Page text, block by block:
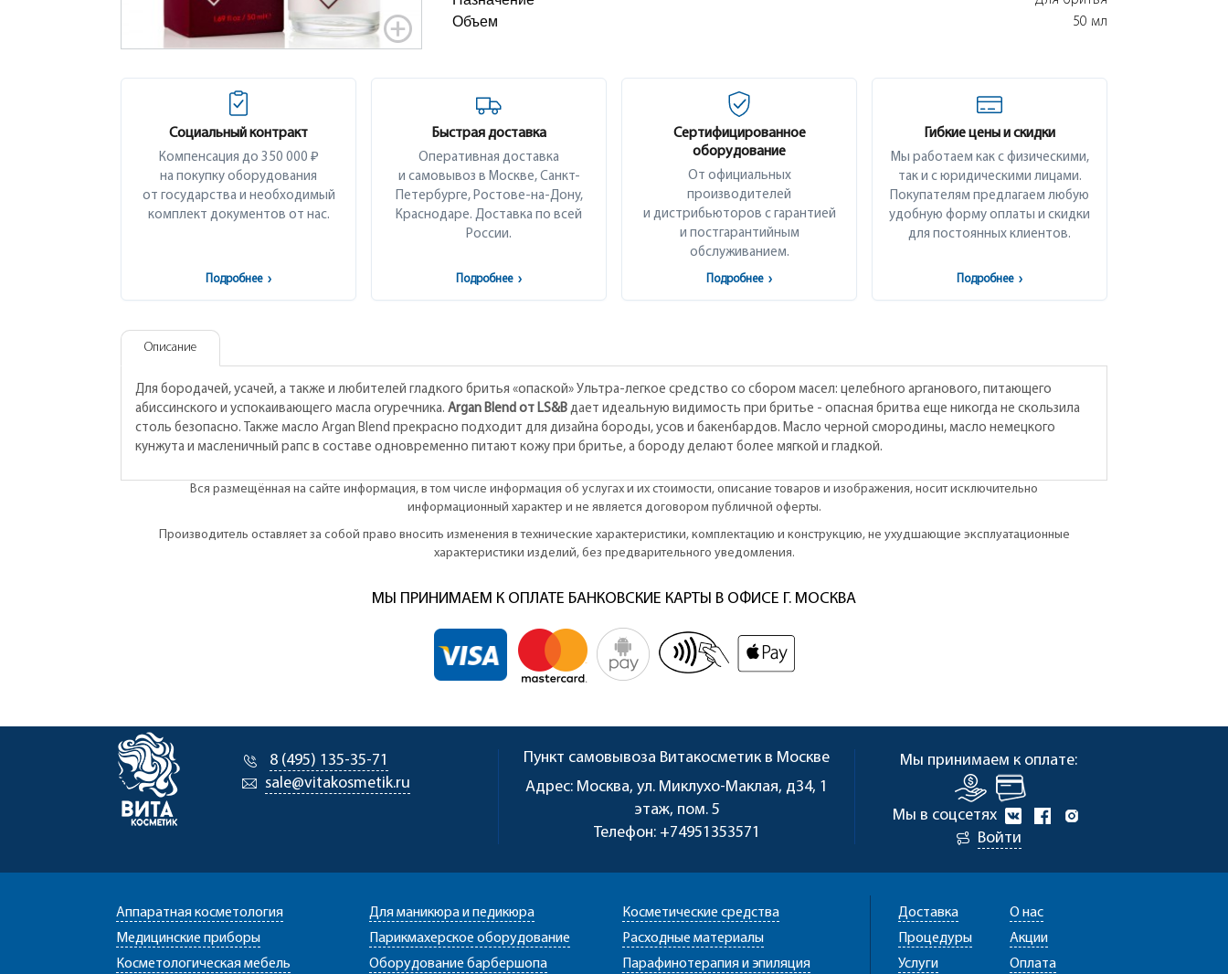
Объем 50 мл
Социальный контракт
Компенсация до 350 000 ₽
на покупку оборудования
от государства и необходимый
комплект документов от нас.
Подробнее ›
Быстрая доставка
Оперативная доставка
и самовывоз в Москве, Санкт-
Петербурге, Ростове-на-Дону,
Краснодаре. Доставка по всей
России.
Подробнее ›
Сертифицированное
оборудование
От официальных
производителей
и дистрибьюторов с гарантией
и постгарантийным
обслуживанием.
Подробнее ›
Гибкие цены и скидки
Мы работаем как с физическими,
так и с юридическими лицами.
Покупателям предлагаем любую
удобную форму оплаты и скидки
для постоянных клиентов.
Подробнее ›
Описание
Для бородачей, усачей, а также и любителей гладкого бритья «опаской» Ультра-легкое средство со сбором масел: целебного арганового, питающего
абиссинского и успокаивающего масла огуречника. Argan Blend от LS&B дает идеальную видимость при бритье - опасная бритва еще никогда не скользила
столь безопасно. Также масло Argan Blend прекрасно подходит для дизайна бороды, усов и бакенбардов. Масло черной смородины, масло немецкого
кунжута и масленичный рапс в составе одновременно питают кожу при бритье, а бороду делают более мягкой и гладкой.
Вся размещённая на сайте информация, в том числе информация об услугах и их стоимости, описание товаров и изображения, носит исключительно
информационный характер и не является договором публичной оферты.
Производитель оставляет за собой право вносить изменения в технические характеристики, комплектацию и конструкцию, не ухудшающие эксплуатационные
характеристики изделий, без предварительного уведомления.
МЫ ПРИНИМАЕМ К ОПЛАТЕ БАНКОВСКИЕ КАРТЫ В ОФИСЕ Г. МОСКВА
8 (495) 135-35-71
sale@vitakosmetik.ru
Пункт самовывоза Витакосметик в Москве
Адрес: Москва, ул. Миклухо-Маклая, д34, 1
этаж, пом. 5
Телефон: +74951353571
Мы принимаем к оплате:
Мы в соцсетях
Войти
Аппаратная косметология
Медицинские приборы
Косметологическая мебель
Для маникюра и педикюра
Парикмахерское оборудование
Оборудование барбершопа
Косметические средства
Расходные материалы
Парафинотерапия и эпиляция
Доставка
Процедуры
Услуги
О нас
Акции
Оплата